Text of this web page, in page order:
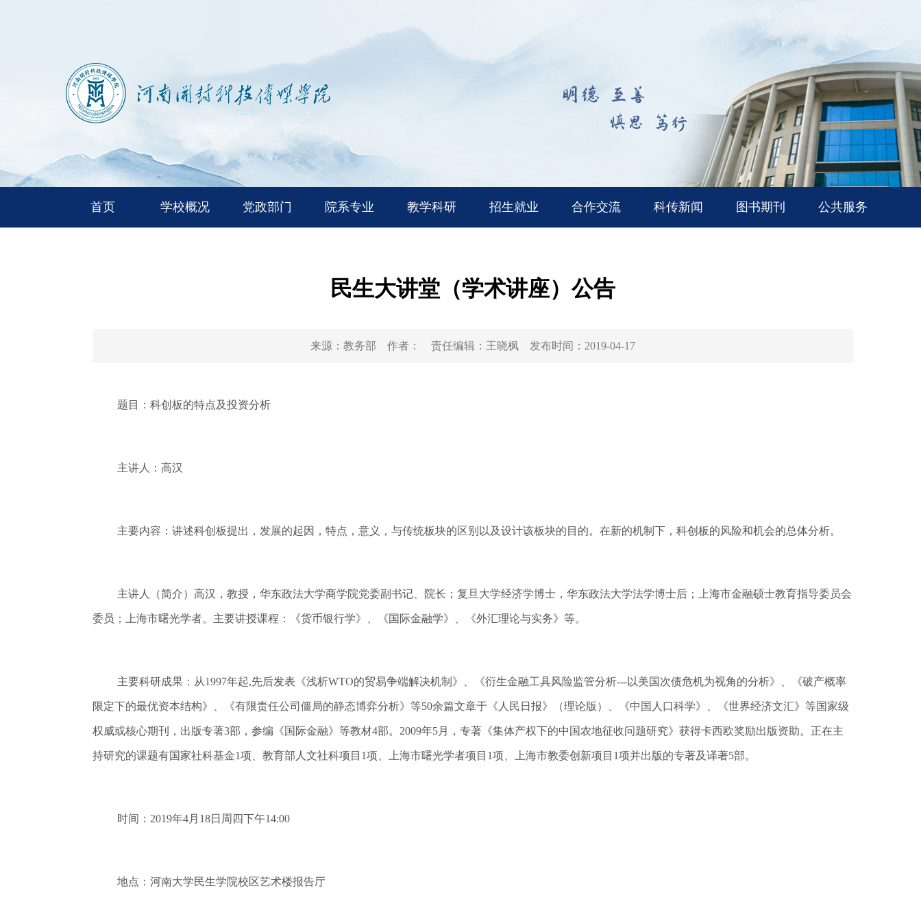
首页 学校概况 党政部门 院系专业 教学科研 招生就业 合作交流 科传新闻 图书期刊 公共服务
民生大讲堂（学术讲座）公告
来源： 教务部 作者： 责任编辑： 王晓枫 发布时间： 2019-04-17
题目：科创板的特点及投资分析
主讲人：高汉
主要内容：讲述科创板提出，发展的起因，特点，意义，与传统板块的区别以及设计该板块的目的。在新的机制下，科创板的风险和机会的总体分析。
主讲人（简介）高汉，教授，华东政法大学商学院党委副书记、院长；复旦大学经济学博士，华东政法大学法学博士后；上海市金融硕士教育指导委员会
委员；上海市曙光学者。主要讲授课程：《货币银行学》、《国际金融学》、《外汇理论与实务》等。
主要科研成果：从1997年起,先后发表《浅析WTO的贸易争端解决机制》、《衍生金融工具风险监管分析---以美国次债危机为视角的分析》、《破产概率
限定下的最优资本结构》、《有限责任公司僵局的静态博弈分析》等50余篇文章于《人民日报》（理论版）、《中国人口科学》、《世界经济文汇》等国家级
权威或核心期刊，出版专著3部，参编《国际金融》等教材4部。2009年5月，专著《集体产权下的中国农地征收问题研究》获得卡西欧奖励出版资助。正在主
持研究的课题有国家社科基金1项、教育部人文社科项目1项、上海市曙光学者项目1项、上海市教委创新项目1项并出版的专著及译著5部。
时间：2019年4月18日周四下午14:00
地点：河南大学民生学院校区艺术楼报告厅